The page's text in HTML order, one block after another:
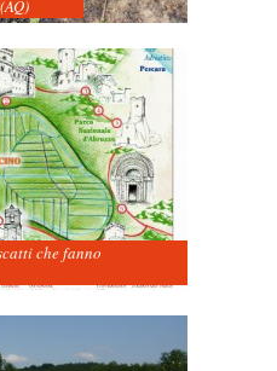
che fanno